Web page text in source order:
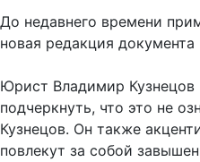
До недавнего времени
новая редакция
Юрист Владимир Кузнецов
подчеркнуть, что это не
Кузнецов. Он также
повлекут за собой